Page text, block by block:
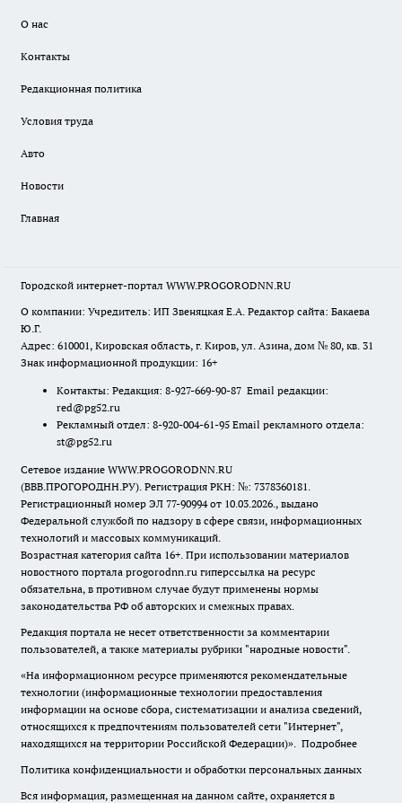
О нас
Контакты
Редакционная политика
Условия труда
Авто
Новости
Главная
Городской интернет-портал WWW.PROGORODNN.RU
О компании: Учредитель: ИП Звеняцкая Е.А. Редактор сайта: Бакаева
Ю.Г.
Адрес: 610001, Кировская область, г. Киров, ул. Азина, дом № 80, кв. 31
Знак информационной продукции: 16+
Контакты: Редакция: 8-927-669-90-87 Email редакции:
red@pg52.ru
Рекламный отдел: 8-920-004-61-95 Email рекламного отдела:
st@pg52.ru
Сетевое издание WWW.PROGORODNN.RU
(ВВВ.ПРОГОРОДНН.РУ). Регистрация РКН: №: 7378360181.
Регистрационный номер ЭЛ 77-90994 от 10.03.2026., выдано
Федеральной службой по надзору в сфере связи, информационных
технологий и массовых коммуникаций.
Возрастная категория сайта 16+. При использовании материалов
новостного портала progorodnn.ru гиперссылка на ресурс
обязательна, в противном случае будут применены нормы
законодательства РФ об авторских и смежных правах.
Редакция портала не несет ответственности за комментарии
пользователей, а также материалы рубрики "народные новости".
«На информационном ресурсе применяются рекомендательные
технологии (информационные технологии предоставления
информации на основе сбора, систематизации и анализа сведений,
относящихся к предпочтениям пользователей сети "Интернет",
находящихся на территории Российской Федерации)». Подробнее
Политика конфиденциальности и обработки персональных данных
Вся информация, размещенная на данном сайте, охраняется в